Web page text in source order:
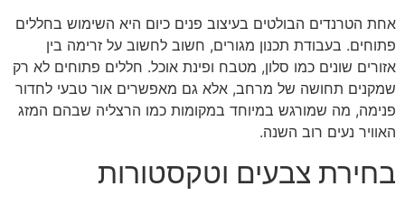
אחת הטרנדים הבולטים בעיצוב פנים כיום היא השימוש בחללים
פתוחים. בעבודת תכנון מגורים, חשוב לחשוב על זרימה בין
אזורים שונים כמו סלון, מטבח ופינת אוכל. חללים פתוחים לא רק
שמקנים תחושה של מרחב, אלא גם מאפשרים אור טבעי לחדור
פנימה, מה שמורגש במיוחד במקומות כמו הרצליה שבהם המזג
האוויר נעים רוב השנה.
בחירת צבעים וטקסטורות